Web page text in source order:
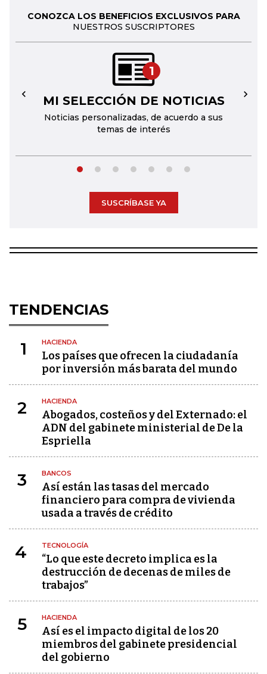
CONOZCA LOS BENEFICIOS EXCLUSIVOS PARA
NUESTROS SUSCRIPTORES
1
MI SELECCIÓN DE NOTICIAS
Noticias personalizadas, de acuerdo a sus
temas de interés
← →
SUSCRÍBASE YA
TENDENCIAS
1 HACIENDA
Los países que ofrecen la ciudadanía
por inversión más barata del mundo
2 HACIENDA
Abogados, costeños y del Externado: el
ADN del gabinete ministerial de De la
Espriella
3 BANCOS
Así están las tasas del mercado
financiero para compra de vivienda
usada a través de crédito
4 TECNOLOGÍA
“Lo que este decreto implica es la
destrucción de decenas de miles de
trabajos”
5 HACIENDA
Así es el impacto digital de los 20
miembros del gabinete presidencial
del gobierno